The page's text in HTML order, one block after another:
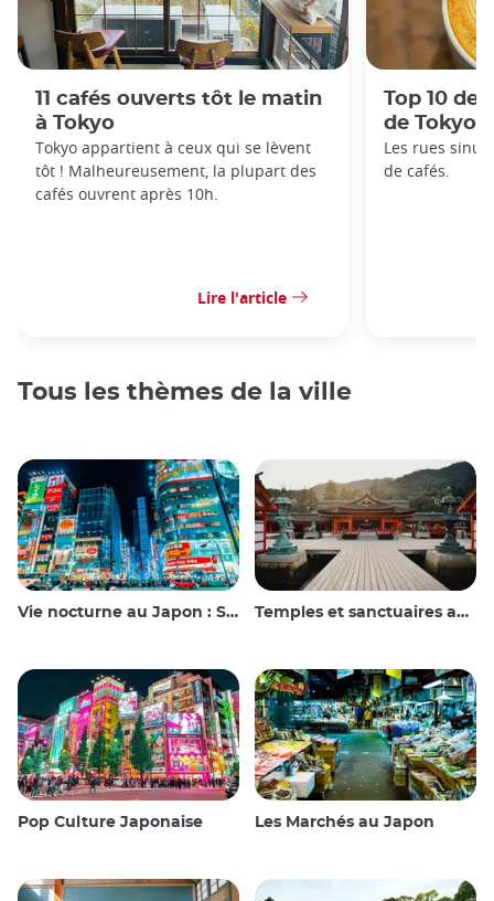
11 cafés ouverts tôt le matin
à Tokyo
Tokyo appartient à ceux qui se lèvent
tôt ! Malheureusement, la plupart des
cafés ouvrent après 10h.
Lire l'article
Top 10
de Tokyo
Les rues
de cafés.
Tous les thèmes de la ville
Vie nocturne au Japon : Sortir, voir et boire Temples et sanctuaires au Japon
Pop Culture Japonaise Les Marchés au Japon